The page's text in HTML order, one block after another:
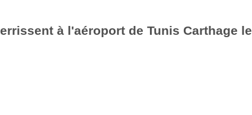
à l'aéroport de Tunis Carthage le